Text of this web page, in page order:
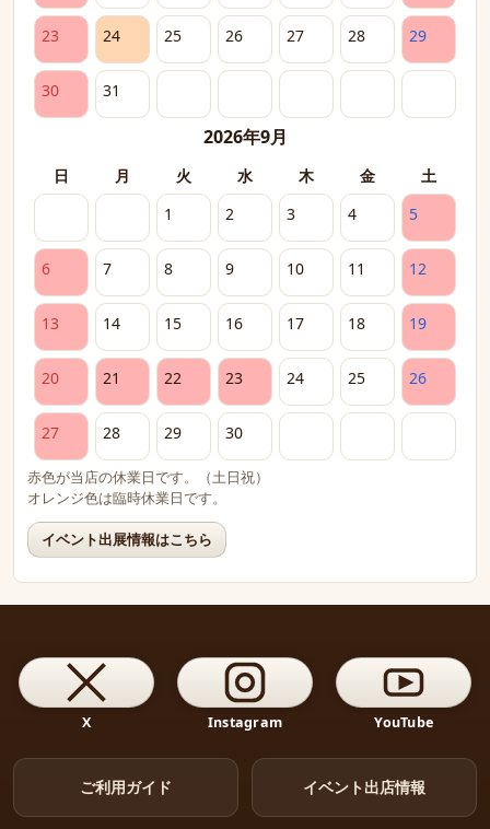
23 24 25 26 27 28 29
30 31
2026年9月
日 月 火 水 木 金
土
1
2 3 4 5
6 7 8 9 10 11 12
13 14 15 16 17 18 19
20 21 22 23 24 25 26
27 28 29 30
赤色が当店の休業日です。（土日祝）
オレンジ色は臨時休業日です。
イベント出展情報はこちら
X Instagram YouTube
ご利用ガイド イベント出店情報